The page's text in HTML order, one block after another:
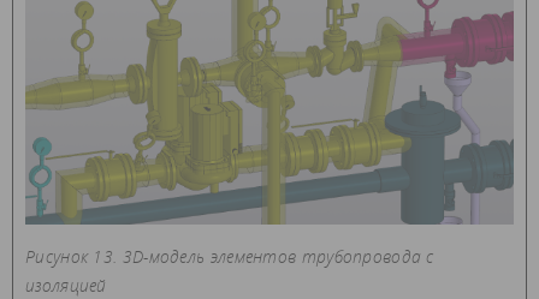
Рисунок 13. 3D-модель элементов трубопровода с
изоляцией